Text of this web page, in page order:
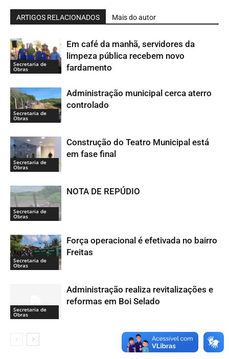
ARTIGOS RELACIONADOS Mais do autor
Secretaria de
Obras
Em café da manhã, servidores da
limpeza pública recebem novo
fardamento
Secretaria de
Obras
Administração municipal cerca aterro
controlado
Secretaria de
Obras
Construção do Teatro Municipal está
em fase final
Secretaria de
Obras
NOTA DE REPÚDIO
Secretaria de
Obras
Força operacional é efetivada no bairro
Freitas
Secretaria de
Obras
Administração realiza revitalizações e
reformas em Boi Selado